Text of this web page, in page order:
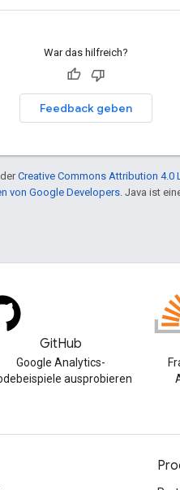
War das hilfreich?
Feedback geben
Creative Commons Attribution 4.0
von Google Developers . Java ist
GitHub
Google Analytics-
ausprobieren